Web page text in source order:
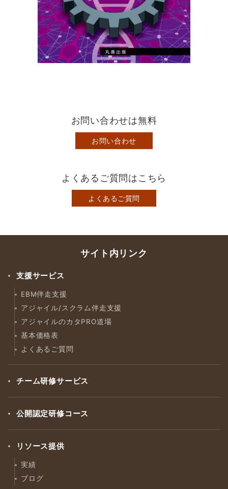
お問い合わせは無料
お問い合わせ
よくあるご質問はこちら
よくあるご質問
サイト内リンク
支援サービス
EBM伴走支援
アジャイル/スクラム伴走支援
アジャイルのカタPRO道場
基本価格表
よくあるご質問
チーム研修サービス
公開認定研修コース
リソース提供
実績
ブログ